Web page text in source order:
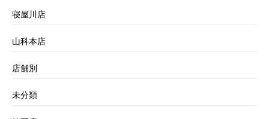
寝屋川店
山科本店
店舗別
未分類